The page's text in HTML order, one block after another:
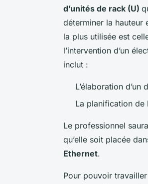
d’unités de rack (U)
déterminer la hauteur
la plus utilisée est
l’intervention d’un
inclut :
L’élaboration
La planification de
Le professionnel
qu’elle soit placée
Ethernet.
Pour pouvoir